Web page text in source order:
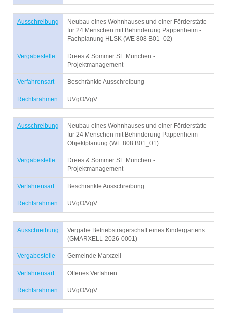
Ausschreibung
Neubau eines Wohnhauses und einer Förderstätte
für 24 Menschen mit Behinderung Pappenheim -
Fachplanung HLSK (WE 808 B01_02)
Vergabestelle
Drees & Sommer SE München -
Projektmanagement
Verfahrensart Beschränkte Ausschreibung
Rechtsrahmen UVgO/VgV
Ausschreibung
Neubau eines Wohnhauses und einer Förderstätte
für 24 Menschen mit Behinderung Pappenheim -
Objektplanung (WE 808 B01_01)
Vergabestelle
Drees & Sommer SE München -
Projektmanagement
Verfahrensart Beschränkte Ausschreibung
Rechtsrahmen UVgO/VgV
Ausschreibung
Vergabe Betriebsträgerschaft eines Kindergartens
(GMARXELL-2026-0001)
Vergabestelle Gemeinde Marxzell
Verfahrensart Offenes Verfahren
Rechtsrahmen UVgO/VgV